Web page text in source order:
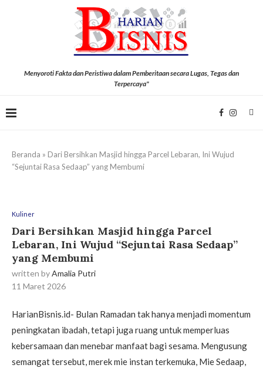
Menyoroti Fakta dan Peristiwa dalam Pemberitaan secara Lugas, Tegas dan
Terpercaya"
Beranda » Dari Bersihkan Masjid hingga Parcel Lebaran, Ini Wujud
“Sejuntai Rasa Sedaap” yang Membumi
Kuliner
Dari Bersihkan Masjid hingga Parcel
Lebaran, Ini Wujud “Sejuntai Rasa Sedaap”
yang Membumi
written byAmalia Putri
11 Maret 2026
HarianBisnis.id- Bulan Ramadan tak hanya menjadi momentum
peningkatan ibadah, tetapi juga ruang untuk memperluas
kebersamaan dan menebar manfaat bagi sesama. Mengusung
semangat tersebut, merek mie instan terkemuka, Mie Sedaap,